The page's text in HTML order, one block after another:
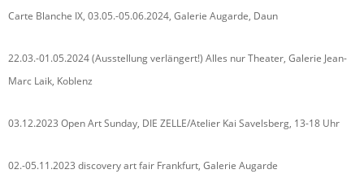
Carte Blanche IX, 03.05.-05.06.2024, Galerie Augarde, Daun
22.03.-01.05.2024 (Ausstellung verlängert!) Alles nur Theater, Galerie Jean-
Marc Laik, Koblenz
03.12.2023 Open Art Sunday, DIE ZELLE/Atelier Kai Savelsberg, 13-18 Uhr
02.-05.11.2023 discovery art fair Frankfurt, Galerie Augarde